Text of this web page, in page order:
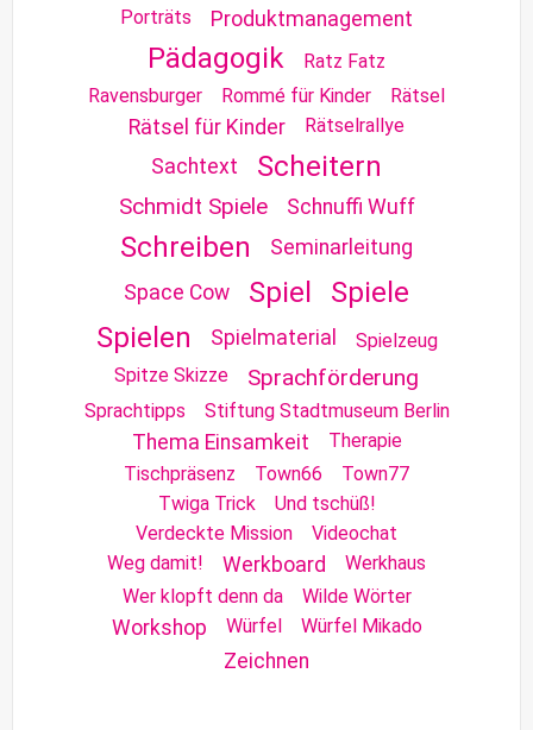
Porträts
Produktmanagement
Pädagogik
Ratz Fatz
Ravensburger
Rommé für Kinder Rätsel
Rätsel für Kinder Rätselrallye
Sachtext Scheitern
Schmidt Spiele Schnuffi Wuff
Schreiben
Seminarleitung
Space Cow
Spiel
Spiele
Spielen
Spielmaterial
Spielzeug
Spitze Skizze
Sprachförderung
Sprachtipps Stiftung Stadtmuseum Berlin
Thema Einsamkeit
Therapie
Tischpräsenz
Town66
Town77
Twiga Trick
Und tschüß!
Verdeckte Mission
Videochat
Weg damit!
Werkboard
Werkhaus
Wer klopft denn da
Wilde Wörter
Workshop Würfel Würfel Mikado
Zeichnen